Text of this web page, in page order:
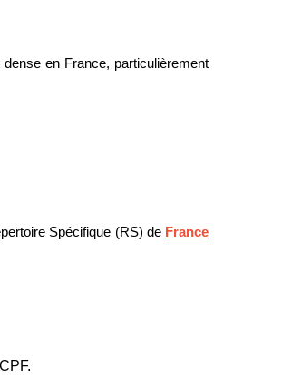
en France, particulièrement
Spécifique (RS) de France